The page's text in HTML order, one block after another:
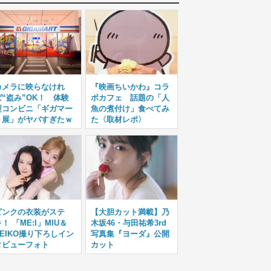
メラに映らなけれ
“盗み”OK！ 体験
コンビニ「ギガマー
展」がヤバすぎたｗ
『映画ちいかわ』コラ
ボカフェ 話題の「人
魚の煮付け」食べてみ
た〈取材レポ〉
ンクの衣装がステ
！ 「ME:I」MIU＆
撮り下ろしイン
ビューフォト
【大胆カット満載】乃
木坂46・与田祐希3rd
写真集『ヨーダ』公開
カット